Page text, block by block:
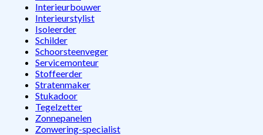
Interieurbouwer
Interieurstylist
Isoleerder
Schilder
Schoorsteenveger
Servicemonteur
Stoffeerder
Stratenmaker
Stukadoor
Tegelzetter
Zonnepanelen
Zonwering-specialist